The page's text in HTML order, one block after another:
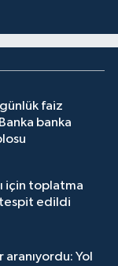
faiz
banka
için toplatma
tespit edildi
Yol